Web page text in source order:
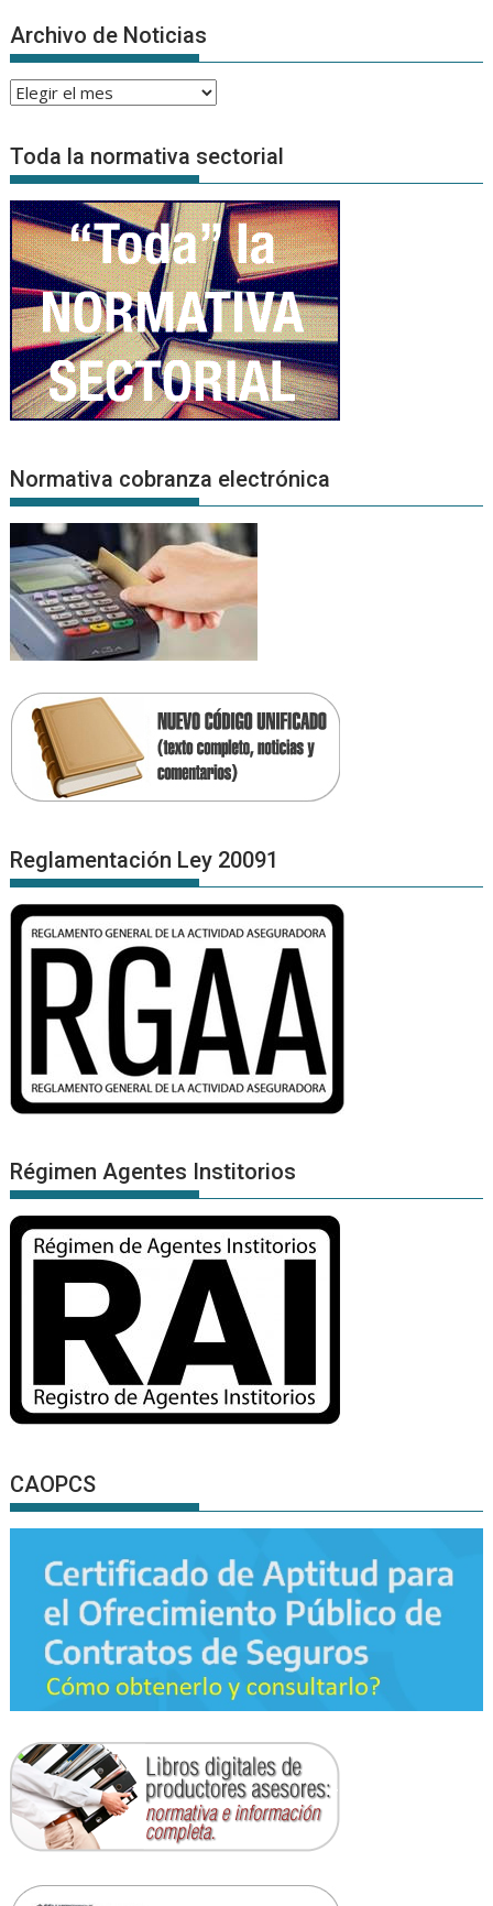
Archivo de Noticias
Archivo
Noticias
Toda la normativa sectorial
Normativa cobranza electrónica
Reglamentación Ley 20091
Régimen Agentes Institorios
CAOPCS